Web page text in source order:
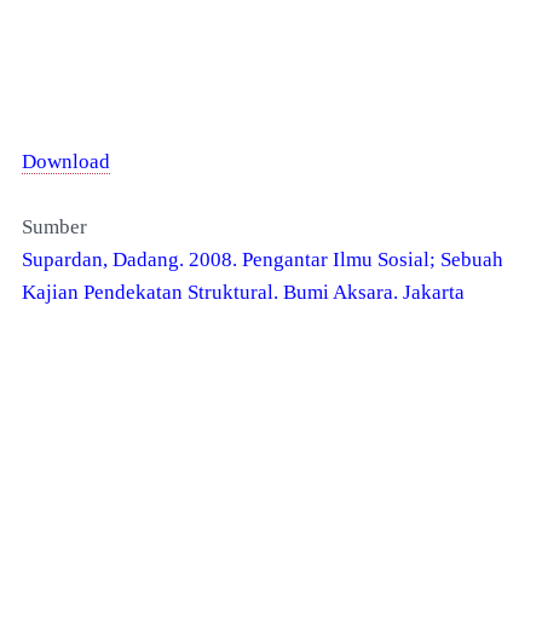
Download
Sumber
Supardan, Dadang. 2008. Pengantar Ilmu Sosial; Sebuah
Kajian Pendekatan Struktural. Bumi Aksara. Jakarta